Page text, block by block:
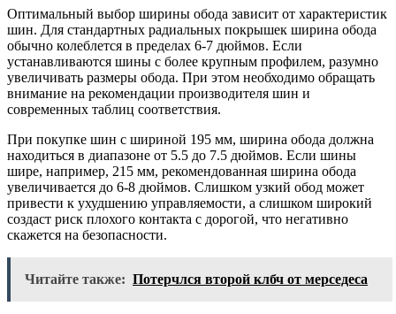
Оптимальный выбор ширины обода зависит от характеристик
шин. Для стандартных радиальных покрышек ширина обода
обычно колеблется в пределах 6-7 дюймов. Если
устанавливаются шины с более крупным профилем, разумно
увеличивать размеры обода. При этом необходимо обращать
внимание на рекомендации производителя шин и
современных таблиц соответствия.
При покупке шин с шириной 195 мм, ширина обода должна
находиться в диапазоне от 5.5 до 7.5 дюймов. Если шины
шире, например, 215 мм, рекомендованная ширина обода
увеличивается до 6-8 дюймов. Слишком узкий обод может
привести к ухудшению управляемости, а слишком широкий
создаст риск плохого контакта с дорогой, что негативно
скажется на безопасности.
Читайте также: Потерчлся второй клбч от мерседеса